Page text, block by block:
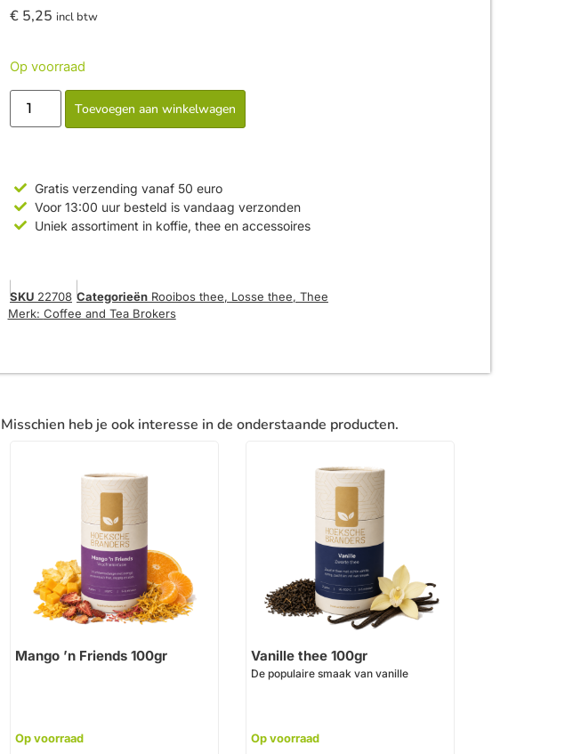
€ 5,25 incl btw
Op voorraad
Toevoegen aan winkelwagen
Gratis verzending vanaf 50 euro
Voor 13:00 uur besteld is vandaag verzonden
Uniek assortiment in koffie, thee en accessoires
SKU 22708 Categorieën Rooibos thee, Losse thee, Thee
Merk: Coffee and Tea Brokers
Misschien heb je ook interesse in de onderstaande producten.
Mango ’n Friends 100gr
Op voorraad
Vanille thee 100gr
De populaire smaak van vanille
Op voorraad